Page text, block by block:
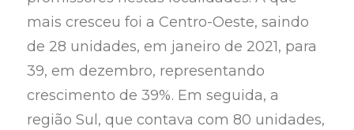
mais cresceu foi a Centro-Oeste, saindo
de 28 unidades, em janeiro de 2021, para
39, em dezembro, representando
crescimento de 39%. Em seguida, a
região Sul, que contava com 80 unidades,